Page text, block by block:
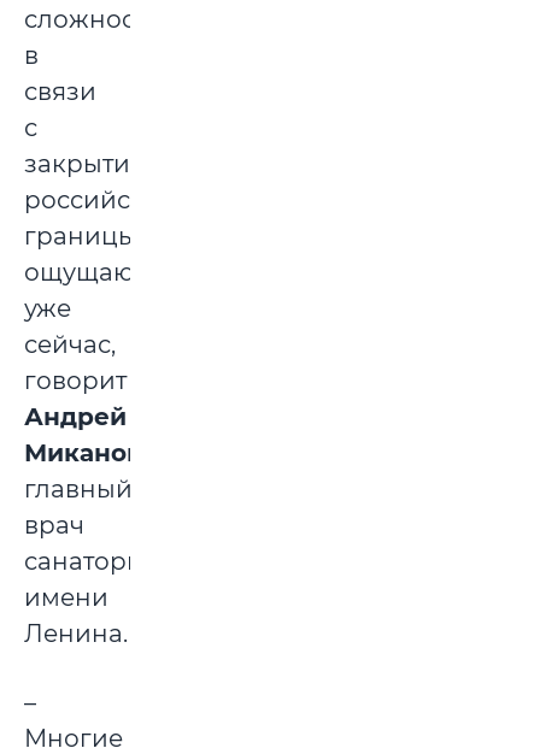
сложности
в
связи
с
закрытием
российской
границы
ощущаются
уже
сейчас,
говорит
Андрей
Миканович
главный
врач
санатория
имени
Ленина.
–
Многие